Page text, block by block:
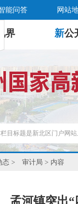
能问答 网站
视界 新公
态 > 审计局 > 内容
孟河镇突出